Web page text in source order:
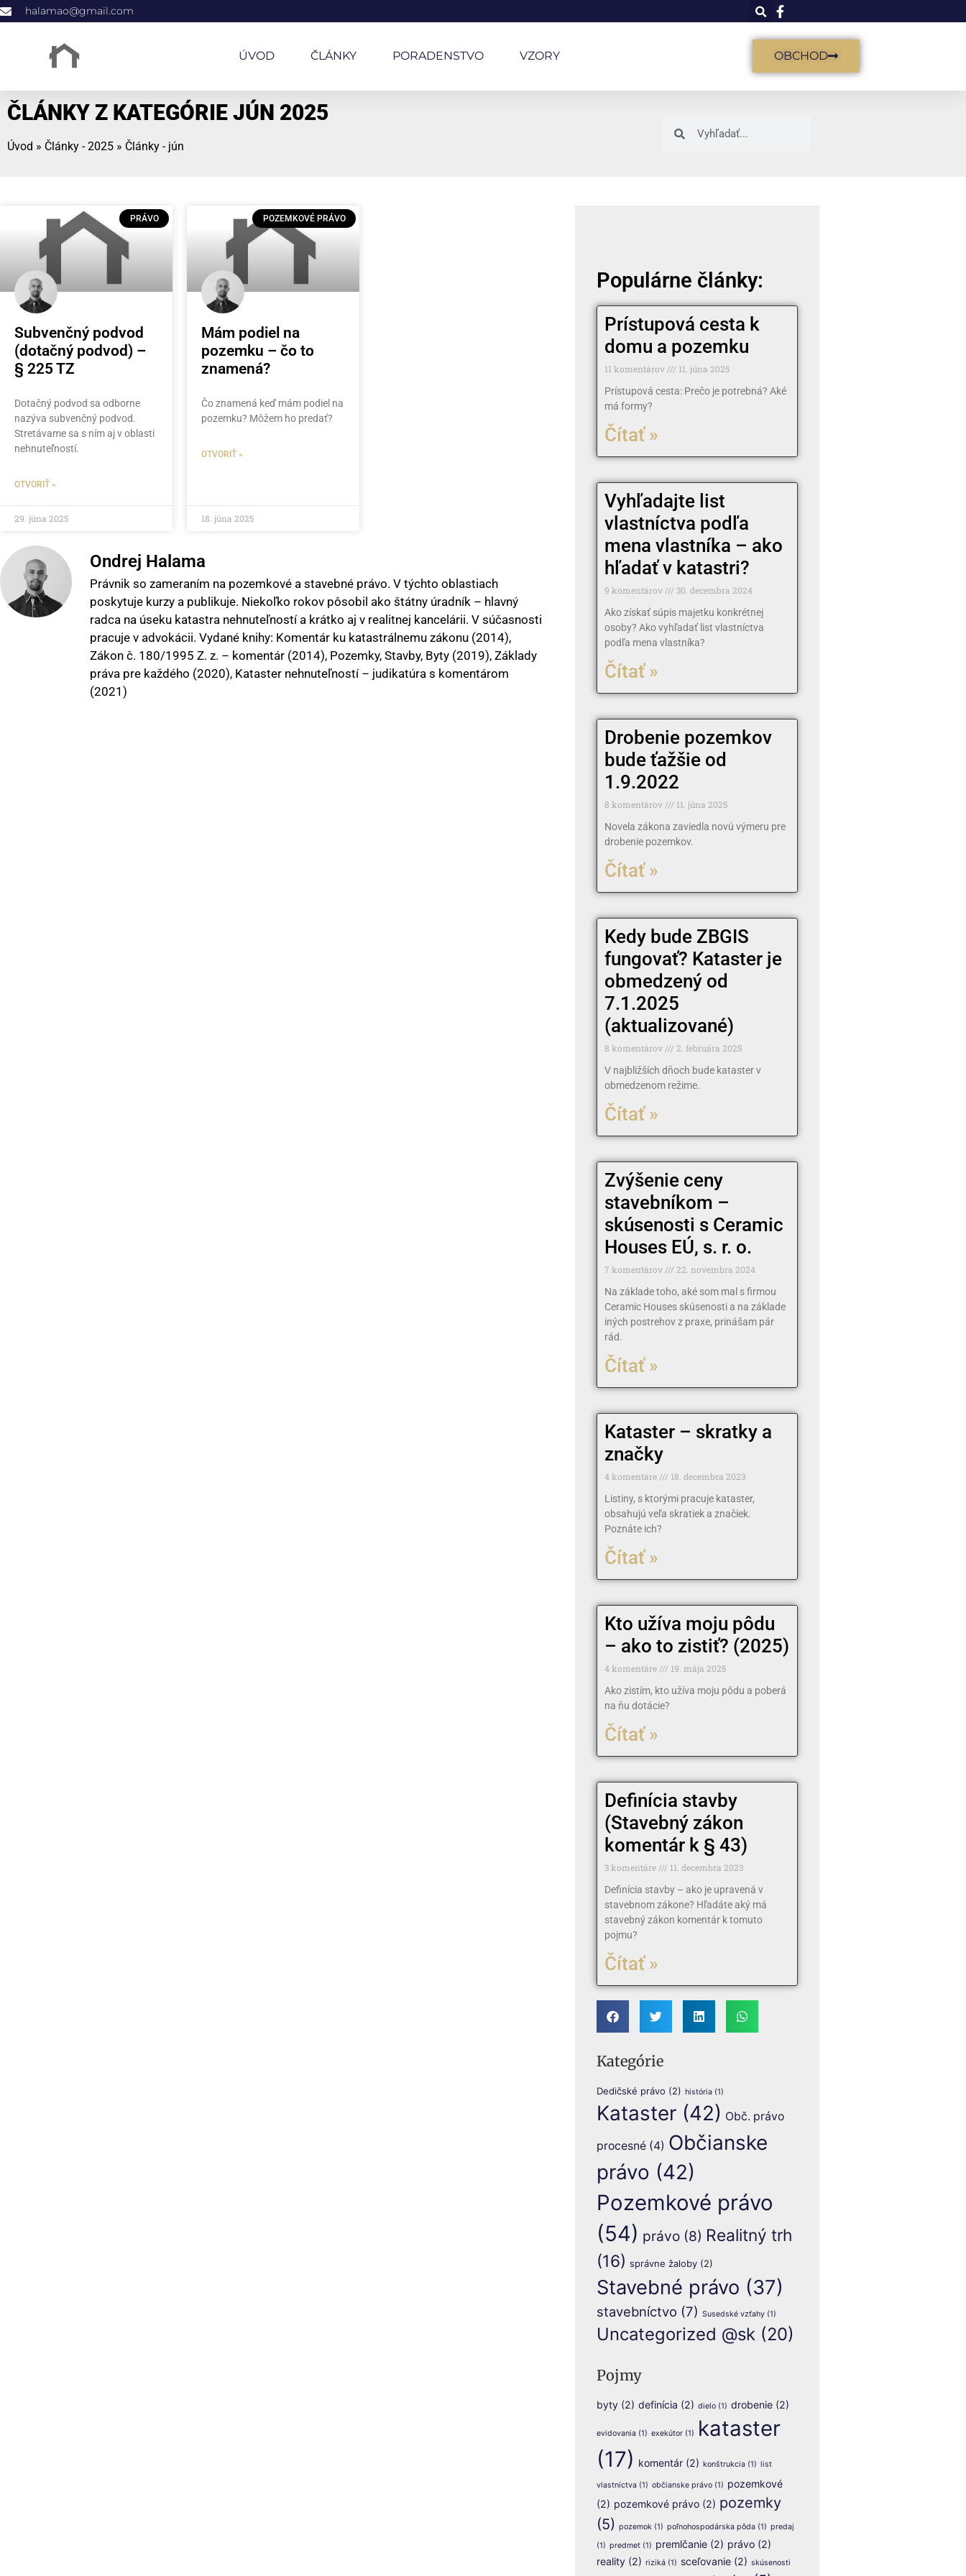
halamao@gmail.com
ÚVOD ČLÁNKY PORADENSTVO VZORY OBCHOD
ČLÁNKY Z KATEGÓRIE JÚN 2025
Úvod » Články - 2025 » Články - jún
PRÁVO
Subvenčný podvod
(dotačný podvod) –
§ 225 TZ
Dotačný podvod sa odborne
nazýva subvenčný podvod.
Stretávame sa s ním aj v oblasti
nehnuteľností.
OTVORIŤ »
29. júna 2025
POZEMKOVÉ PRÁVO
Mám podiel na
pozemku – čo to
znamená?
Čo znamená keď mám podiel na
pozemku? Môžem ho predať?
OTVORIŤ »
18. júna 2025
Ondrej Halama
Právnik so zameraním na pozemkové a stavebné právo. V týchto oblastiach
poskytuje kurzy a publikuje. Niekoľko rokov pôsobil ako štátny úradník – hlavný
radca na úseku katastra nehnuteľností a krátko aj v realitnej kancelárii. V súčasnosti
pracuje v advokácii. Vydané knihy: Komentár ku katastrálnemu zákonu (2014),
Zákon č. 180/1995 Z. z. – komentár (2014), Pozemky, Stavby, Byty (2019), Základy
práva pre každého (2020), Kataster nehnuteľností – judikatúra s komentárom
(2021)
Populárne články:
Prístupová cesta k
domu a pozemku
11 komentárov
11. júna 2025
Prístupová cesta: Prečo je potrebná? Aké
má formy?
Čítať »
Vyhľadajte list
vlastníctva podľa
mena vlastníka – ako
hľadať v katastri?
9 komentárov
30. decembra 2024
Ako získať súpis majetku konkrétnej
osoby? Ako vyhľadať list vlastníctva
podľa mena vlastníka?
Čítať »
Drobenie pozemkov
bude ťažšie od
1.9.2022
8 komentárov
11. júna 2025
Novela zákona zaviedla novú výmeru pre
drobenie pozemkov.
Čítať »
Kedy bude ZBGIS
fungovať? Kataster je
obmedzený od
7.1.2025
(aktualizované)
8 komentárov
2. februára 2025
V najbližších dňoch bude kataster v
obmedzenom režime.
Čítať »
Zvýšenie ceny
stavebníkom –
skúsenosti s Ceramic
Houses EÚ, s. r. o.
7 komentárov
22. novembra 2024
Na základe toho, aké som mal s firmou
Ceramic Houses skúsenosti a na základe
iných postrehov z praxe, prinášam pár
rád.
Čítať »
Kataster – skratky a
značky
4 komentáre
18. decembra 2023
Listiny, s ktorými pracuje kataster,
obsahujú veľa skratiek a značiek.
Poznáte ich?
Čítať »
Kto užíva moju pôdu
– ako to zistiť? (2025)
4 komentáre
19. mája 2025
Ako zistím, kto užíva moju pôdu a poberá
na ňu dotácie?
Čítať »
Definícia stavby
(Stavebný zákon
komentár k § 43)
3 komentáre
11. decembra 2023
Definícia stavby – ako je upravená v
stavebnom zákone? Hľadáte aký má
stavebný zákon komentár k tomuto
pojmu?
Čítať »
Kategórie
Dedičské právo (2) história(1)
Kataster(42) Obč. právo
procesné(4) Občianske
právo (42)
Pozemkové právo
(54) právo(8) Realitný trh
(16) správne žaloby(2)
Stavebné právo (37)
stavebníctvo (7) Susedské vzťahy(1)
Uncategorized @sk(20)
Pojmy
byty(2) definícia (2) dielo(1) drobenie(2)
evidovania(1) exekútor(1)
kataster
(17) komentár(2) konštrukcia(1) list
vlastníctva(1) občianske právo(1) pozemkové
(2) pozemkové právo(2) pozemky
(5) pozemok(1) poľnohospodárska pôda(1) predaj
(1) predmet(1) premlčanie(2) právo(2)
reality(2) riziká(1) sceľovanie(2) skúsenosti